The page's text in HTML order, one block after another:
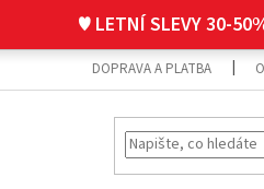
♥ LETNÍ SLEVY 30-
DOPRAVA A PLATBA